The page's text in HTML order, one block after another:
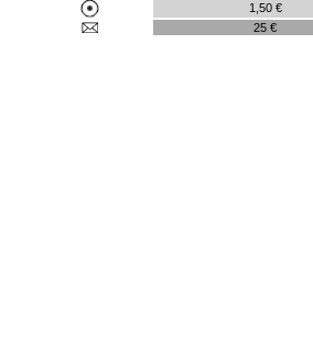
1,50 €
25 €